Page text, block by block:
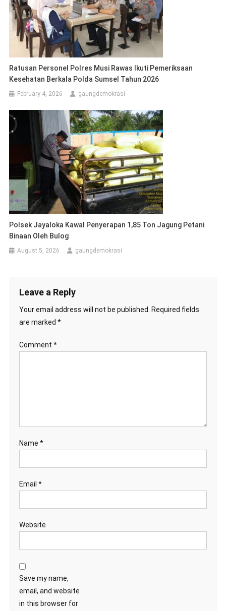
Ratusan Personel Polres Musi Rawas Ikuti Pemeriksaan
Kesehatan Berkala Polda Sumsel Tahun 2026
February 4, 2026 gaungdemokrasi
Polsek Jayaloka Kawal Penyerapan 1,85 Ton Jagung Petani
Binaan Oleh Bulog
August 5, 2026 gaungdemokrasi
Leave a Reply
Your email address will not be published.
Required fields
are marked *
Comment *
Name *
Email *
Website
Save my name,
email, and website
in this browser for